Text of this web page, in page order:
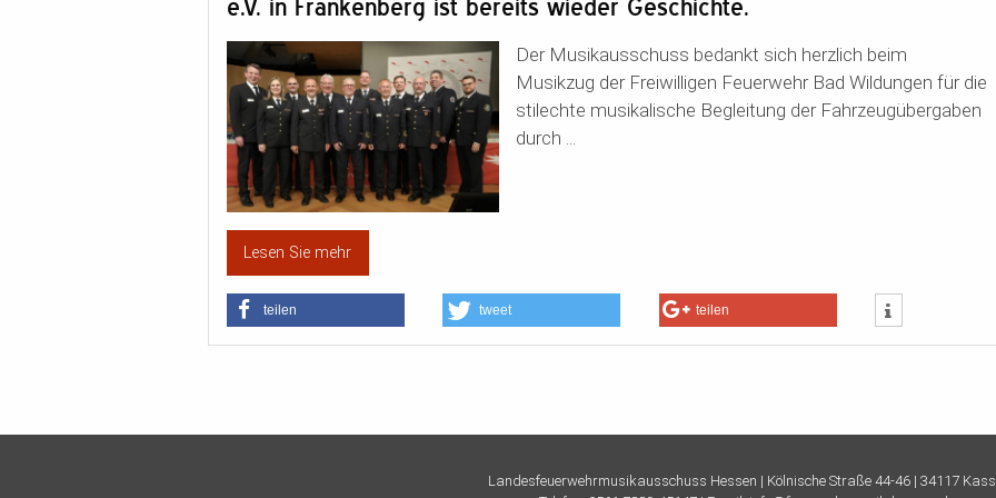
e.V. in Frankenberg ist bereits wieder Geschichte.
Der Musikausschuss bedankt sich herzlich beim
Musikzug der Freiwilligen Feuerwehr Bad Wildungen für die
stilechte musikalische Begleitung der Fahrzeugübergaben
durch ...
Lesen Sie mehr
teilen tweet teilen
Landesfeuerwehrmusikausschuss Hessen | Kölnische Straße 44-46 | 34117